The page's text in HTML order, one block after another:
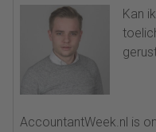
Kan
AccountantWeek.nl is